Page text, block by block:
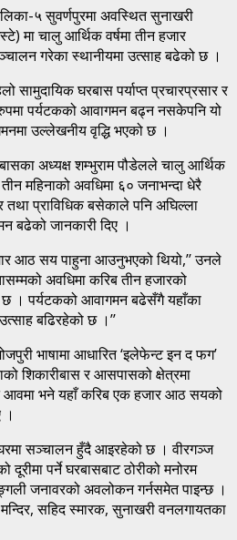
५ सुवर्णपुरमा अवस्थित सुनाखरी
मा चालु आर्थिक वर्षमा तीन हजार
गरेका स्थानीयमा उत्साह बढेको छ ।
सामुदायिक घरबास पर्याप्त प्रचारप्रसार र
पर्यटकको आवागमन बढ्न नसकेपनि यो
उल्लेखनीय वृद्धि भएको छ ।
अध्यक्ष शम्भुराम पौडेलले चालु आर्थिक
महिनाको अवधिमा ६० जनाभन्दा धेरै
प्राविधिक बसेकाले पनि अघिल्ला
बढेको जानकारी दिए ।
आठ सय पाहुना आउनुभएको थियो,’’ उनले
अवधिमा करिब तीन हजारको
छ । पर्यटकको आवागमन बढेसँगै यहाँका
बढिरहेको छ ।’’
भाषामा आधारित ‘इलेफेन्ट इन द फग’
शिकारीबास र आसपासको क्षेत्रमा
आवमा भने यहाँ करिब एक हजार आठ सयको
।
सञ्चालन हुँदै आइरहेको छ । वीरगञ्ज
दूरीमा पर्ने घरबासबाट ठोरीको मनोरम
जनावरको अवलोकन गर्नसमेत पाइन्छ ।
मन्दिर, सहिद स्मारक, सुनाखरी वनलगायतका